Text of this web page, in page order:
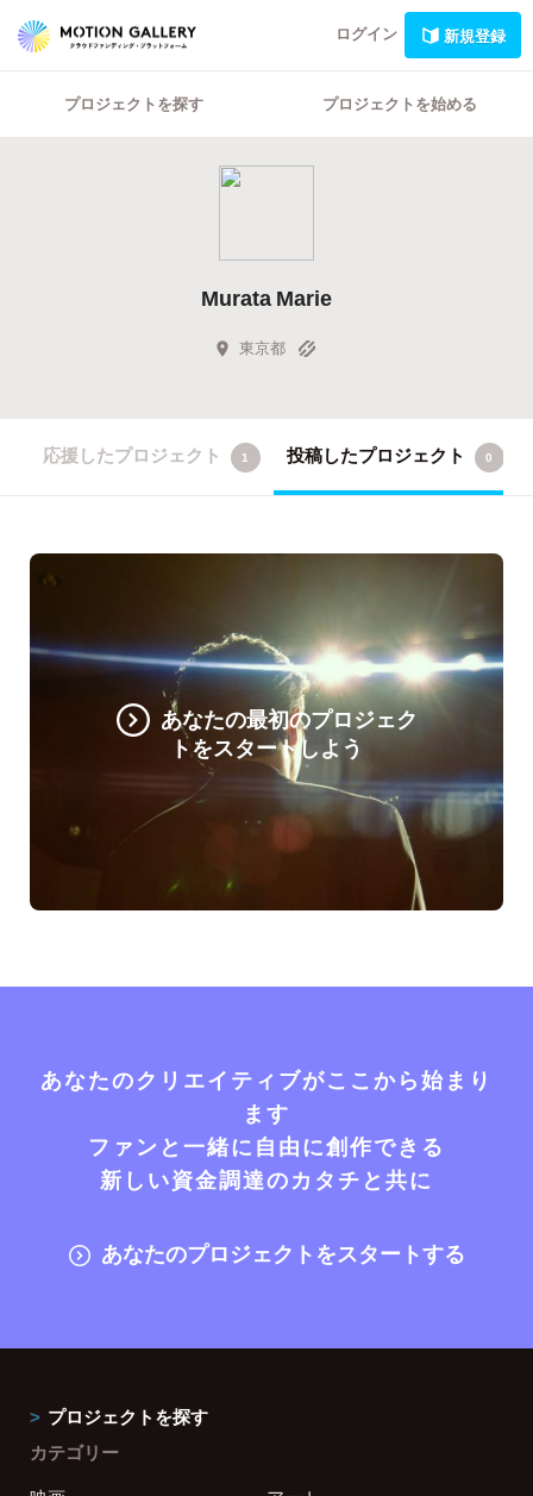
ログイン 新規登録
プロジェクトを探す プロジェクトを始める
Murata Marie
東京都
応援したプロジェクト 1 投稿したプロジェクト 0
あなたの最初のプロジェク
トをスタートしよう
あなたのクリエイティブがここから始まり
ます
ファンと一緒に自由に創作できる
新しい資金調達のカタチと共に
あなたのプロジェクトをスタートする
プロジェクトを探す
カテゴリー